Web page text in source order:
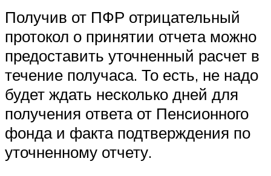
Получив от ПФР отрицательный
протокол о принятии отчета можно
предоставить уточненный расчет в
течение получаса. То есть, не надо
будет ждать несколько дней для
получения ответа от Пенсионного
фонда и факта подтверждения по
уточненному отчету.